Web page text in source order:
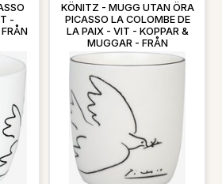
-
KÖNITZ - MUGG UTAN ÖRA
PICASSO LA COLOMBE DE
LA PAIX - VIT - KOPPAR &
MUGGAR - FRÅN
HOMEROOM